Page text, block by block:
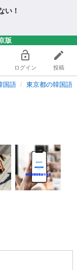
い！
版
ログイン 投稿
国語 東京都の韓国語